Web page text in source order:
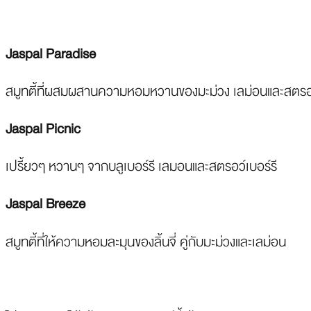
Jaspal Paradise
สมูทตี้ที่ผสมผสานความหอมหวานของมะม่วง เลม่อนและสตร
Jaspal Picnic
เปรี้ยวๆ หวานๆ จากบลูเบอร์รี เลมอนและสตรอว์เบอร์รี
Jaspal Breeze
สมูทตี้ที่ให้ความหอมละมุนของลิ้นจี่ คู่กับมะม่วงและเลม่อน